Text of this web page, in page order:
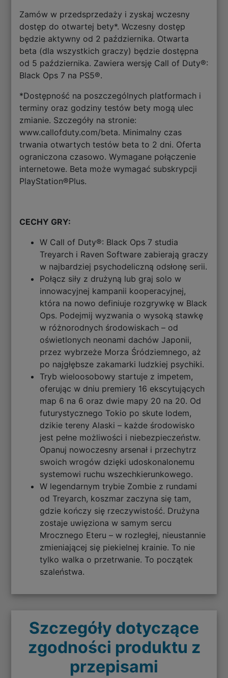
Zamów w przedsprzedaży i zyskaj wczesny
dostęp do otwartej bety*. Wczesny dostęp
będzie aktywny od 2 października. Otwarta
beta (dla wszystkich graczy) będzie dostępna
od 5 października. Zawiera wersję Call of Duty®:
Black Ops 7 na PS5®.
*Dostępność na poszczególnych platformach i
terminy oraz godziny testów bety mogą ulec
zmianie. Szczegóły na stronie:
www.callofduty.com/beta. Minimalny czas
trwania otwartych testów beta to 2 dni. Oferta
ograniczona czasowo. Wymagane połączenie
internetowe. Beta może wymagać subskrypcji
PlayStation®Plus.
CECHY GRY:
W Call of Duty®: Black Ops 7 studia
Treyarch i Raven Software zabierają graczy
w najbardziej psychodeliczną odsłonę serii.
Połącz siły z drużyną lub graj solo w
innowacyjnej kampanii kooperacyjnej,
która na nowo definiuje rozgrywkę w Black
Ops. Podejmij wyzwania o wysoką stawkę
w różnorodnych środowiskach – od
oświetlonych neonami dachów Japonii,
przez wybrzeże Morza Śródziemnego, aż
po najgłębsze zakamarki ludzkiej psychiki.
Tryb wieloosobowy startuje z impetem,
oferując w dniu premiery 16 ekscytujących
map 6 na 6 oraz dwie mapy 20 na 20. Od
futurystycznego Tokio po skute lodem,
dzikie tereny Alaski – każde środowisko
jest pełne możliwości i niebezpieczeństw.
Opanuj nowoczesny arsenał i przechytrz
swoich wrogów dzięki udoskonalonemu
systemowi ruchu wszechkierunkowego.
W legendarnym trybie Zombie z rundami
od Treyarch, koszmar zaczyna się tam,
gdzie kończy się rzeczywistość. Drużyna
zostaje uwięziona w samym sercu
Mrocznego Eteru – w rozległej, nieustannie
zmieniającej się piekielnej krainie. To nie
tylko walka o przetrwanie. To początek
szaleństwa.
Szczegóły dotyczące
zgodności produktu z
przepisami